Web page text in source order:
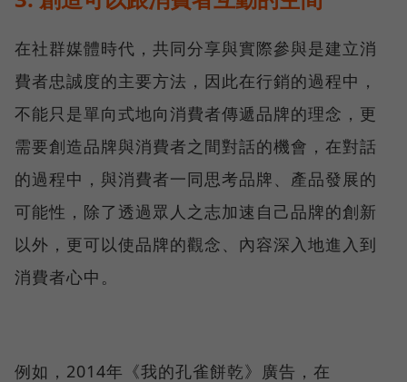
在社群媒體時代，共同分享與實際參與是建立消
費者忠誠度的主要方法，因此在行銷的過程中，
不能只是單向式地向消費者傳遞品牌的理念，更
需要創造品牌與消費者之間對話的機會，在對話
的過程中，與消費者一同思考品牌、產品發展的
可能性，除了透過眾人之志加速自己品牌的創新
以外，更可以使品牌的觀念、內容深入地進入到
消費者心中。
例如，2014年《我的孔雀餅乾》廣告，在